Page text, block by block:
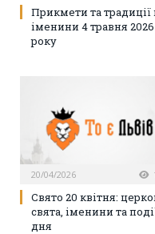
Прикмети та традиції
іменини 4 травня 2026
року
20/04/2026
Свято 20 квітня:
свята, іменини та
дня